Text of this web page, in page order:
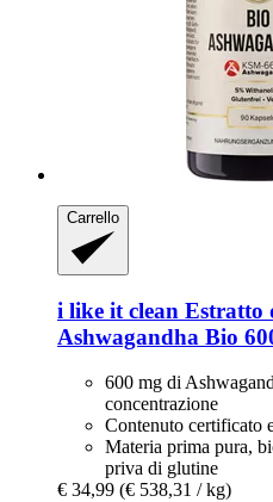
Carrello
i like it clean Estratto
Ashwagandha Bio
600 mg di
concentrazione
Contenuto certificato
Materia prima pura,
priva di glutine
€ 34,99 (€ 538,31 / kg)